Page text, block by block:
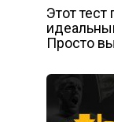
Этот
Просто